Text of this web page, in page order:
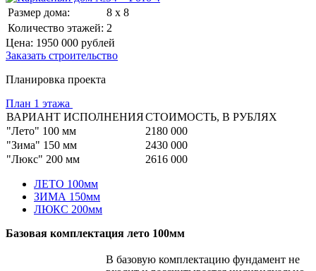
Размер дома:
8 x 8
Количество этажей: 2
Цена: 1950 000 рублей
Заказать строительство
Планировка проекта
План 1 этажа
ВАРИАНТ ИСПОЛНЕНИЯСТОИМОСТЬ, В РУБЛЯХ
"Лето" 100 мм
2180 000
"Зима" 150 мм
2430 000
"Люкс" 200 мм
2616 000
ЛЕТО 100мм
ЗИМА 150мм
ЛЮКС 200мм
Базовая комплектация лето 100мм
В базовую комплектацию фундамент не